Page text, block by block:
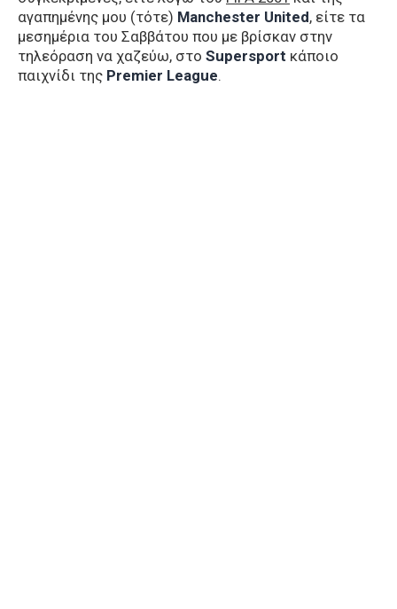
αγαπημένης μου (τότε) Μanchester United, είτε τα
μεσημέρια του Σαββάτου που με βρίσκαν στην
τηλεόραση να χαζεύω, στο Supersport κάποιο
παιχνίδι της Premier League.